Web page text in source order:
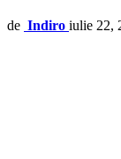
de Indiro iulie 22,